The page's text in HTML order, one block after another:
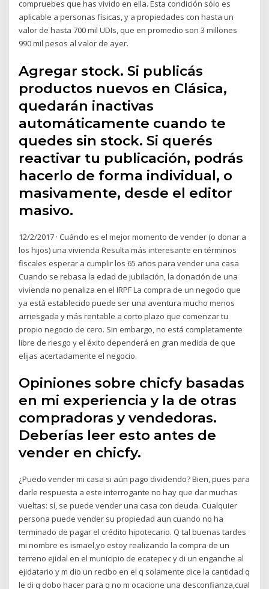
compruebes que has vivido en ella. Esta condición sólo es
aplicable a personas físicas, y a propiedades con hasta un
valor de hasta 700 mil UDIs, que en promedio son 3 millones
990 mil pesos al valor de ayer.
Agregar stock. Si publicás
productos nuevos en Clásica,
quedarán inactivas
automáticamente cuando te
quedes sin stock. Si querés
reactivar tu publicación, podrás
hacerlo de forma individual, o
masivamente, desde el editor
masivo.
12/2/2017 · Cuándo es el mejor momento de vender (o donar a
los hijos) una vivienda Resulta más interesante en términos
fiscales esperar a cumplir los 65 años para vender una casa
Cuando se rebasa la edad de jubilación, la donación de una
vivienda no penaliza en el IRPF La compra de un negocio que
ya está establecido puede ser una aventura mucho menos
arriesgada y más rentable a corto plazo que comenzar tu
propio negocio de cero. Sin embargo, no está completamente
libre de riesgo y el éxito dependerá en gran medida de que
elijas acertadamente el negocio.
Opiniones sobre chicfy basadas
en mi experiencia y la de otras
compradoras y vendedoras.
Deberías leer esto antes de
vender en chicfy.
¿Puedo vender mi casa si aún pago dividendo? Bien, pues para
darle respuesta a este interrogante no hay que dar muchas
vueltas: sí, se puede vender una casa con deuda. Cualquier
persona puede vender su propiedad aun cuando no ha
terminado de pagar el crédito hipotecario. Q tal buenas tardes
mi nombre es ismael,yo estoy realizando la compra de un
terreno ejidal en el municipio de ecatepec y di un enganche al
ejidatario y m dio un recibo en el q solamente dice la cantidad q
le di q dobo hacer para q no m ocacione una desconfianza,cual